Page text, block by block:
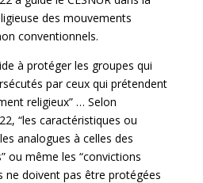
des mouvements
conventionnels.
à protéger les groupes qui
par ceux qui prétendent
religieux” … Selon
“les caractéristiques ou
analogues à celles des
ou même les “convictions
ne doivent pas être protégées